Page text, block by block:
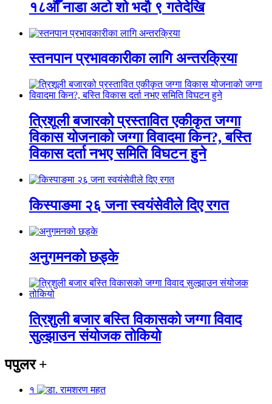
१८औँ नाडा अटो शो भदौ ९ गतेदेखि
स्तनपान प्रभावकारीका लागि अन्तरक्रिया
त्रिशूली बजारको प्रस्तावित एकीकृत जग्गा
विकास योजनाको जग्गा विवादमा किन?, बस्ति
विकास दर्ता नभए समिति विघटन हुने
किस्पाङमा २६ जना स्वयंसेवीले दिए रगत
अनुगमनको छड्के
त्रिशुली बजार बस्ति विकासको जग्गा विवाद
सुल्झाउन संयोजक तोकियो
पपुलर+
१